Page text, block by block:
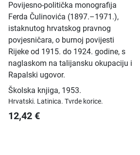
Povijesno-politička monografija
Ferda Čulinovića (1897.–1971.),
istaknutog hrvatskog pravnog
povjesničara, o burnoj povijesti
Rijeke od 1915. do 1924. godine, s
naglaskom na talijansku okupaciju i
Rapalski ugovor.
Školska knjiga, 1953.
Hrvatski. Latinica.Tvrde korice.
12,42 €